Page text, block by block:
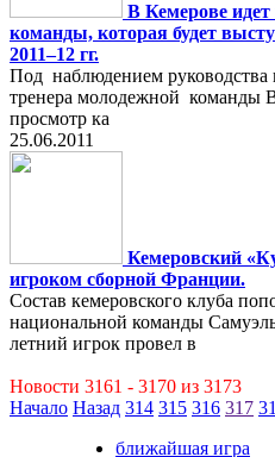
В Кемерове
команды, которая будет
2011–12 гг.
Под наблюдением руководства
тренера молодежной команды
просмотр ка
25.06.2011
Кемеровский
игроком сборной Франции.
Состав кемеровского клуба
национальной команды
летний игрок провел в
Новости 3161 - 3170 из 3173
Начало Назад 314 315 316 317
ближайшая игра